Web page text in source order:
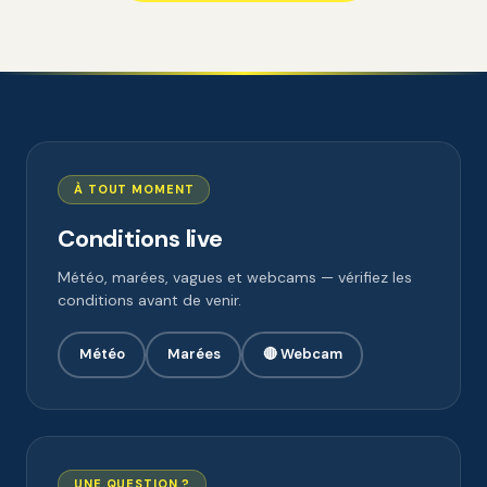
À TOUT MOMENT
Conditions live
Météo, marées, vagues et webcams — vérifiez les
conditions avant de venir.
Météo Marées 🔴 Webcam
UNE QUESTION ?